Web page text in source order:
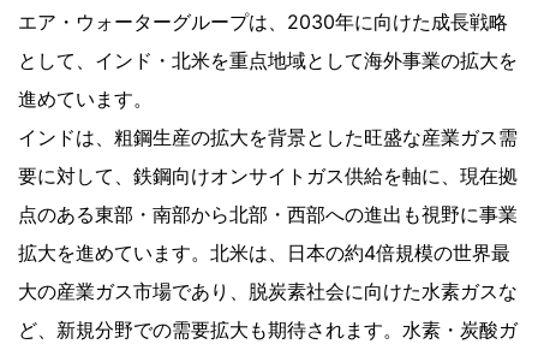
エア・ウォーターグループは、2030年に向けた成長戦略
として、インド・北米を重点地域として海外事業の拡大を
進めています。
インドは、粗鋼生産の拡大を背景とした旺盛な産業ガス需
要に対して、鉄鋼向けオンサイトガス供給を軸に、現在拠
点のある東部・南部から北部・西部への進出も視野に事業
拡大を進めています。北米は、日本の約4倍規模の世界最
大の産業ガス市場であり、脱炭素社会に向けた水素ガスな
ど、新規分野での需要拡大も期待されます。水素・炭酸ガ